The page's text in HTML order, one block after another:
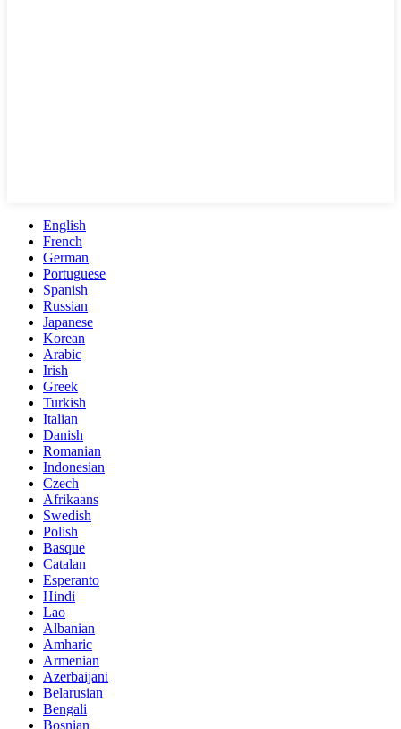
English
French
German
Portuguese
Spanish
Russian
Japanese
Korean
Arabic
Irish
Greek
Turkish
Italian
Danish
Romanian
Indonesian
Czech
Afrikaans
Swedish
Polish
Basque
Catalan
Esperanto
Hindi
Lao
Albanian
Amharic
Armenian
Azerbaijani
Belarusian
Bengali
Bosnian